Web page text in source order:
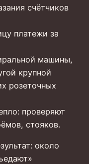
счётчиков
платежи за
машины,
крупной
розеточных
проверяют
стояков.
около